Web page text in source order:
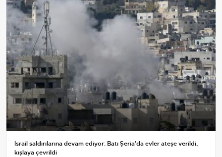
İsrail saldırılarına devam ediyor: Batı Şeria'da evler ateşe verildi,
kışlaya çevrildi